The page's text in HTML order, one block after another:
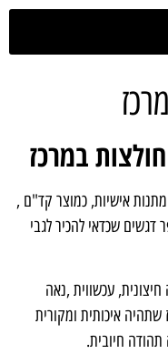
במרכז
אישיות, כמוצר קד"ם ,
דגשים שכדאי להכיר לגבי
עכשווית ,נאה
איכותית ומקורית
חיובית.